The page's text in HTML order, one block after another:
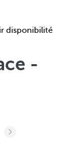
disponibilité
-